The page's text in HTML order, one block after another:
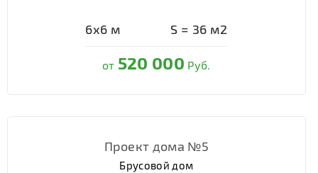
6х6 м S = 36 м2
от 520 000 Руб.
Проект дома №5
Брусовой дом